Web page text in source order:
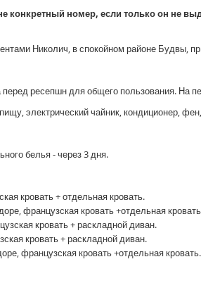
конкретный номер, если только он не
Николич, в спокойном районе Будвы,
ресепшн для общего пользования. На
электрический чайник, кондиционер,
белья - через 3 дня.
кровать + отдельная кровать.
французская кровать +отдельная
кровать + раскладной диван.
кровать + раскладной диван.
французская кровать +отдельная кровать.